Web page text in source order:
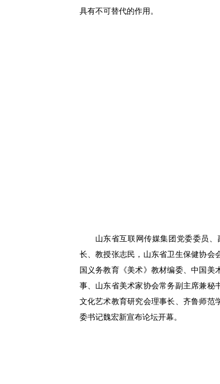
具有不可替代的作用。
山东省互联网传媒集团党委委员
长、教授张志民，山东省卫生保健协会
国义务教育《美术》教材编委、中国
事、山东省美术家协会常务副主席兼秘
文化艺术教育研究会理事长、齐鲁师范
委书记魏宏新宣布论坛开幕。